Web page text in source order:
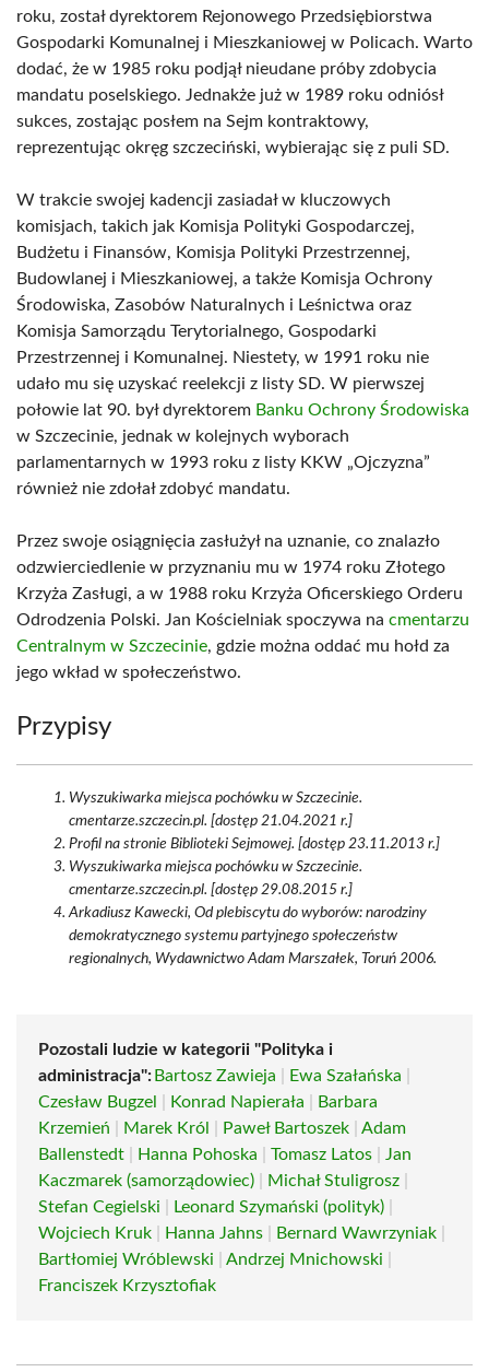
roku, został dyrektorem Rejonowego Przedsiębiorstwa
Gospodarki Komunalnej i Mieszkaniowej w Policach. Warto
dodać, że w 1985 roku podjął nieudane próby zdobycia
mandatu poselskiego. Jednakże już w 1989 roku odniósł
sukces, zostając posłem na Sejm kontraktowy,
reprezentując okręg szczeciński, wybierając się z puli SD.
W trakcie swojej kadencji zasiadał w kluczowych
komisjach, takich jak Komisja Polityki Gospodarczej,
Budżetu i Finansów, Komisja Polityki Przestrzennej,
Budowlanej i Mieszkaniowej, a także Komisja Ochrony
Środowiska, Zasobów Naturalnych i Leśnictwa oraz
Komisja Samorządu Terytorialnego, Gospodarki
Przestrzennej i Komunalnej. Niestety, w 1991 roku nie
udało mu się uzyskać reelekcji z listy SD. W pierwszej
połowie lat 90. był dyrektorem Banku Ochrony Środowiska
w Szczecinie, jednak w kolejnych wyborach
parlamentarnych w 1993 roku z listy KKW „Ojczyzna”
również nie zdołał zdobyć mandatu.
Przez swoje osiągnięcia zasłużył na uznanie, co znalazło
odzwierciedlenie w przyznaniu mu w 1974 roku Złotego
Krzyża Zasługi, a w 1988 roku Krzyża Oficerskiego Orderu
Odrodzenia Polski. Jan Kościelniak spoczywa na cmentarzu
Centralnym w Szczecinie, gdzie można oddać mu hołd za
jego wkład w społeczeństwo.
Przypisy
Wyszukiwarka miejsca pochówku w Szczecinie.
cmentarze.szczecin.pl. [dostęp 21.04.2021 r.]
Profil na stronie Biblioteki Sejmowej. [dostęp 23.11.2013 r.]
Wyszukiwarka miejsca pochówku w Szczecinie.
cmentarze.szczecin.pl. [dostęp 29.08.2015 r.]
Arkadiusz Kawecki, Od plebiscytu do wyborów: narodziny
demokratycznego systemu partyjnego społeczeństw
regionalnych, Wydawnictwo Adam Marszałek, Toruń 2006.
Pozostali ludzie w kategorii "Polityka i
administracja": Bartosz Zawieja Ewa Szałańska
Czesław Bugzel
Konrad Napierała
Barbara
Krzemień
Marek Król Paweł Bartoszek
Adam
Ballenstedt
Hanna Pohoska Tomasz Latos
Jan
Kaczmarek (samorządowiec)
Michał Stuligrosz
Stefan Cegielski
Leonard Szymański (polityk)
Wojciech Kruk
Hanna Jahns Bernard Wawrzyniak
Bartłomiej Wróblewski
Andrzej Mnichowski
Franciszek Krzysztofiak